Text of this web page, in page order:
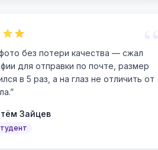
без потери качества — сжал
для отправки по почте, размер
в 5 раз, а на глаз не отличить от
”
Зайцев